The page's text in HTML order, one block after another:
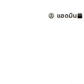
แอดมิน